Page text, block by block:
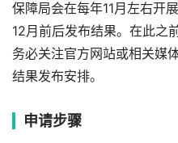
保障局会在每年11月左右开
12月前后发布结果。在此之
务必关注官方网站或相关媒
结果发布安排。
申请步骤